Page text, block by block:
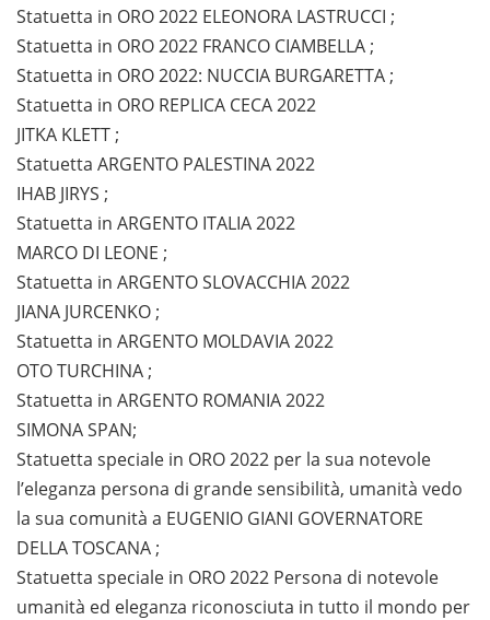
Statuetta in ORO 2022 ELEONORA LASTRUCCI ;
Statuetta in ORO 2022 FRANCO CIAMBELLA ;
Statuetta in ORO 2022: NUCCIA BURGARETTA ;
Statuetta in ORO REPLICA CECA 2022
JITKA KLETT ;
Statuetta ARGENTO PALESTINA 2022
IHAB JIRYS ;
Statuetta in ARGENTO ITALIA 2022
MARCO DI LEONE ;
Statuetta in ARGENTO SLOVACCHIA 2022
JIANA JURCENKO ;
Statuetta in ARGENTO MOLDAVIA 2022
OTO TURCHINA ;
Statuetta in ARGENTO ROMANIA 2022
SIMONA SPAN;
Statuetta speciale in ORO 2022 per la sua notevole
l’eleganza persona di grande sensibilità, umanità vedo
la sua comunità a EUGENIO GIANI GOVERNATORE
DELLA TOSCANA ;
Statuetta speciale in ORO 2022 Persona di notevole
umanità ed eleganza riconosciuta in tutto il mondo per